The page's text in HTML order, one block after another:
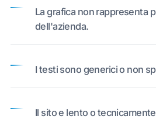
La grafica non rappresenta
dell'azienda.
I testi sono generici o non
Il sito e lento o